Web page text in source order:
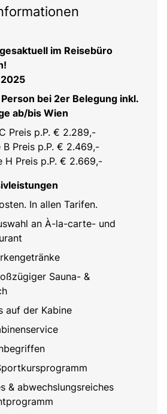
im Reisebüro
bei 2er Belegung inkl.
ab/bis Wien
Preis p.P. € 2.289,-
B Preis p.P. € 2.469,-
H Preis p.P. € 2.669,-
In allen Tarifen.
an À-la-carte- und
Sauna- &
auf der Kabine
& abwechslungsreiches